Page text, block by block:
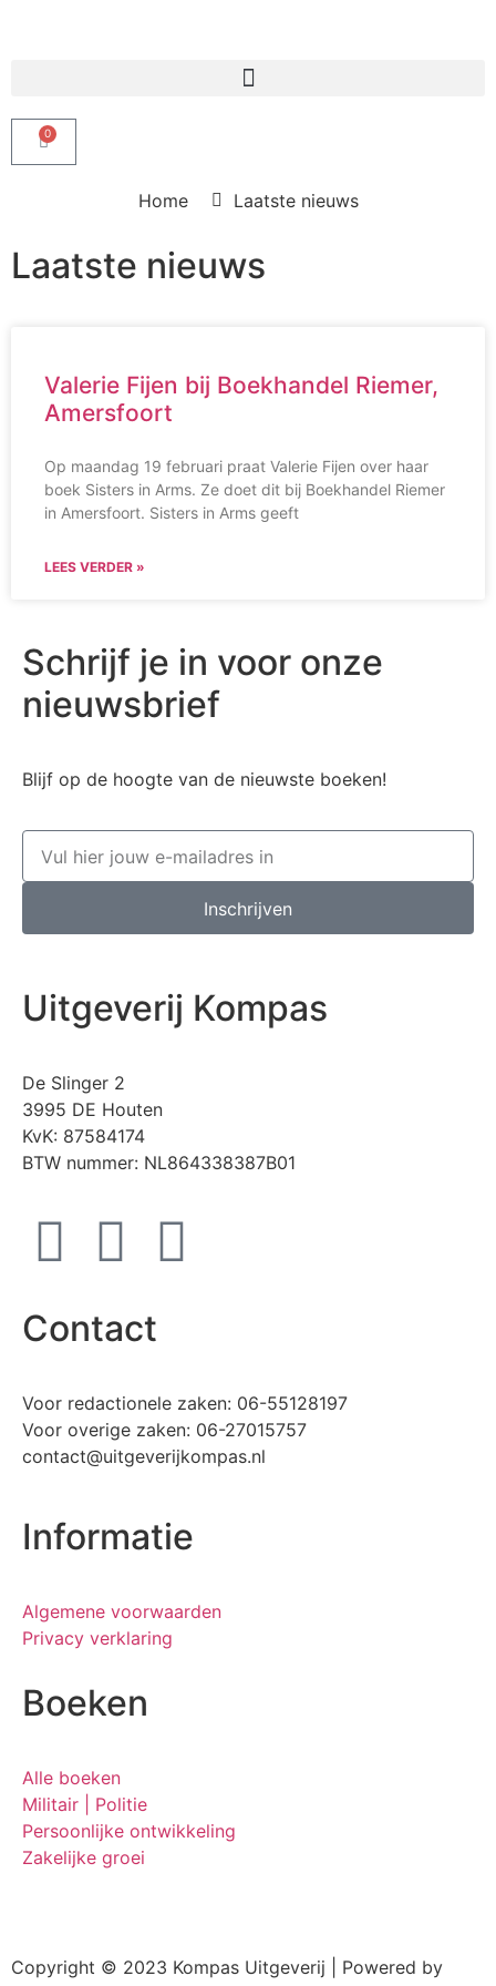
0
Home Laatste nieuws
Laatste nieuws
Valerie Fijen bij Boekhandel Riemer,
Amersfoort
Op maandag 19 februari praat Valerie Fijen over haar
boek Sisters in Arms. Ze doet dit bij Boekhandel Riemer
in Amersfoort. Sisters in Arms geeft
LEES VERDER »
Schrijf je in voor onze
nieuwsbrief
Blijf op de hoogte van de nieuwste boeken!
Inschrijven
Uitgeverij Kompas
De Slinger 2
3995 DE Houten
KvK: 87584174
BTW nummer: NL864338387B01
Contact
Voor redactionele zaken: 06-55128197
Voor overige zaken: 06-27015757
contact@uitgeverijkompas.nl
Informatie
Algemene voorwaarden
Privacy verklaring
Boeken
Alle boeken
Militair | Politie
Persoonlijke ontwikkeling
Zakelijke groei
Copyright © 2023 Kompas Uitgeverij | Powered by